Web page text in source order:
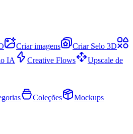
Criar imagens
Criar Selo 3D
IA Creative Flows
Upscale de
Coleções Mockups